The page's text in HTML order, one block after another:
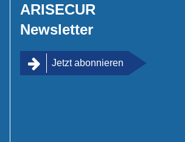
ARISECUR
Newsletter
Jetzt abonnieren